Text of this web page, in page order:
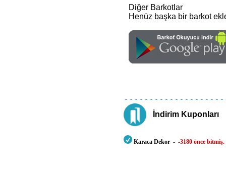
Diğer Barkotlar
Henüz başka bir barkot
İndirim Kuponları
Karaca Dekor - -3180 önce bitmiş.